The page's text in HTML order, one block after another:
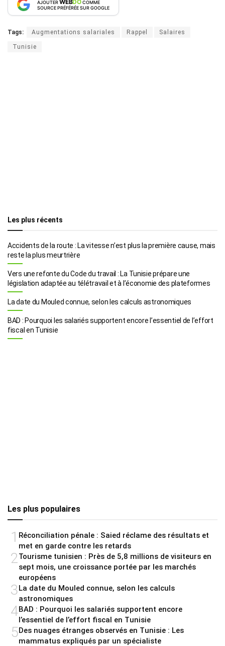
AJOUTERWEBDOCOMME
SOURCE PRÉFÉRÉE SUR GOOGLE
Tags: Augmentations salariales Rappel Salaires
Tunisie
Les plus récents
Accidents de la route : La vitesse n’est plus la première cause, mais
reste la plus meurtrière
Vers une refonte du Code du travail : La Tunisie prépare une
législation adaptée au télétravail et à l’économie des plateformes
La date du Mouled connue, selon les calculs astronomiques
BAD : Pourquoi les salariés supportent encore l’essentiel de l’effort
fiscal en Tunisie
Les plus populaires
1 Réconciliation pénale : Saied réclame des résultats et
met en garde contre les retards
2Tourisme tunisien : Près de 5,8 millions de visiteurs en
sept mois, une croissance portée par les marchés
européens
3La date du Mouled connue, selon les calculs
astronomiques
4BAD : Pourquoi les salariés supportent encore
l’essentiel de l’effort fiscal en Tunisie
5Des nuages étranges observés en Tunisie : Les
mammatus expliqués par un spécialiste